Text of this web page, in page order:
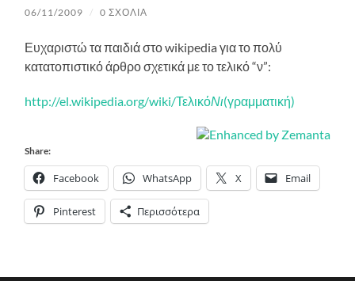
06/11/2009 / 0 ΣΧΌΛΙΑ
Ευχαριστώ τα παιδιά στο wikipedia για το πολύ
κατατοπιστικό άρθρο σχετικά με το τελικό “ν”:
http://el.wikipedia.org/wiki/ΤελικόΝι(γραμματική)
Share:
Facebook WhatsApp X Email
Pinterest Περισσότερα